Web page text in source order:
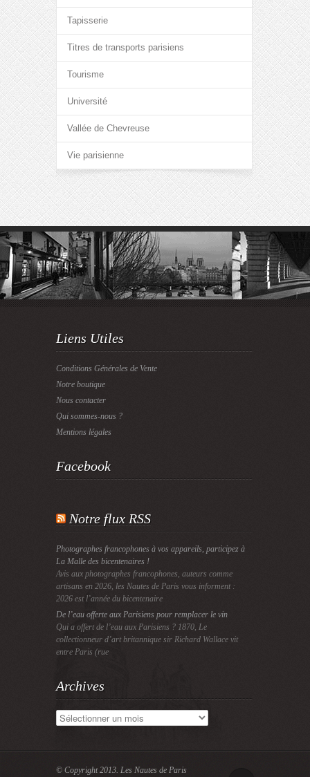
Tapisserie
Titres de transports parisiens
Tourisme
Université
Vallée de Chevreuse
Vie parisienne
Liens Utiles
Conditions Générales de Vente
Notre boutique
Nous contacter
Qui sommes-nous ?
Mentions légales
Facebook
Notre flux RSS
Photographes francophones à vos appareils, participez à
La Malle des bicentenaires !
Avis aux photographes francophones, auteurs comme
artisans en 2026, les Nautes de Paris vous informent :
2026 est l’année du bicentenaire
De l’eau offerte aux Parisiens pour remplacer le vin
Qui a offert de l’eau aux Parisiens ? 1870, Le
collectionneur d’art britannique sir Richard Wallace vit
entre Paris (rue
Archives
Archives
© Copyright 2013. Les Nautes de Paris